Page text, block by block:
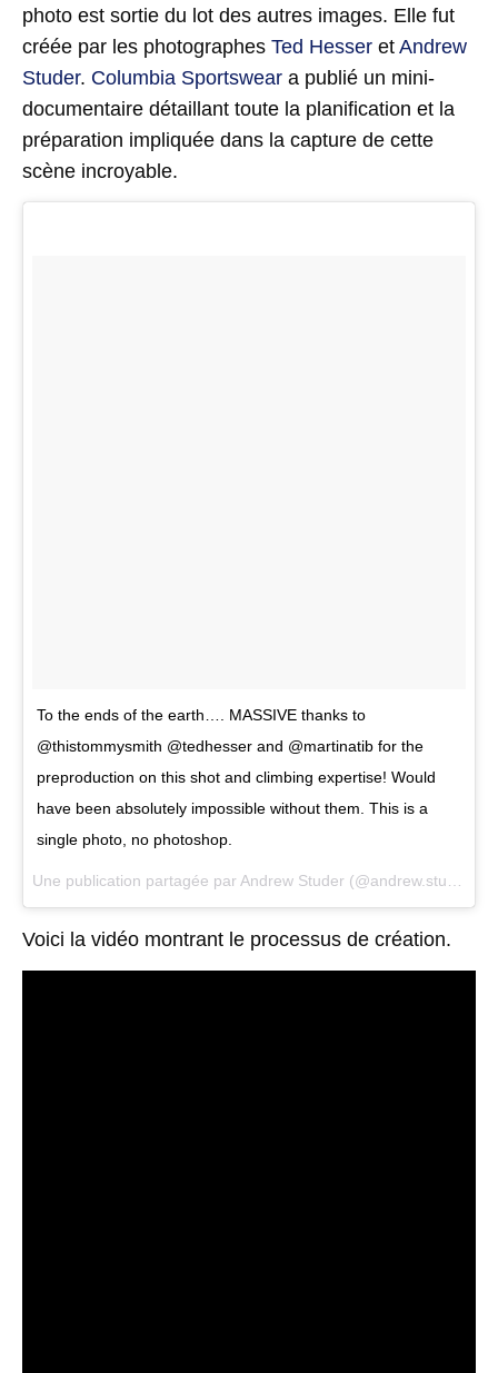
photo est sortie du lot des autres images. Elle fut
créée par les photographes Ted Hesser et Andrew
Studer. Columbia Sportswear a publié un mini-
documentaire détaillant toute la planification et la
préparation impliquée dans la capture de cette
scène incroyable.
To the ends of the earth…. MASSIVE thanks to
@thistommysmith @tedhesser and @martinatib for the
preproduction on this shot and climbing expertise! Would
have been absolutely impossible without them. This is a
single photo, no photoshop.
Une publication partagée par Andrew Studer (@andrew.studer) le
Voici la vidéo montrant le processus de création.